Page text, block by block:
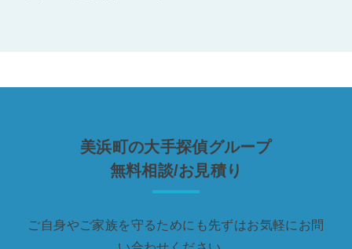
美浜町の大手探偵グループ
無料相談/お見積り
ご自身やご家族を守るためにも先ずはお気軽にお問